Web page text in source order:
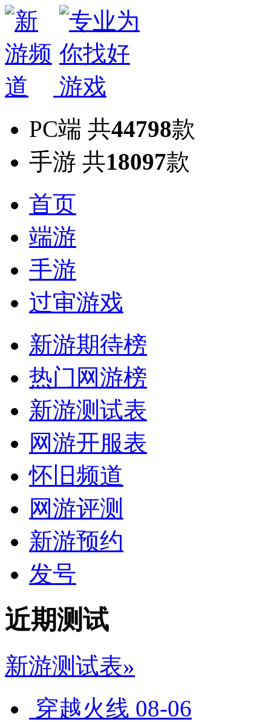
PC端 共44798款
手游 共18097款
首页
端游
手游
过审游戏
新游期待榜
热门网游榜
新游测试表
网游开服表
怀旧频道
网游评测
新游预约
发号
近期测试
新游测试表»
穿越火线 08-06